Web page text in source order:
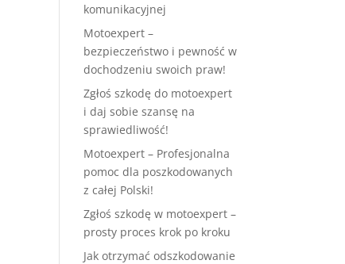
komunikacyjnej
Motoexpert –
bezpieczeństwo i pewność w
dochodzeniu swoich praw!
Zgłoś szkodę do motoexpert
i daj sobie szansę na
sprawiedliwość!
Motoexpert – Profesjonalna
pomoc dla poszkodowanych
z całej Polski!
Zgłoś szkodę w motoexpert –
prosty proces krok po kroku
Jak otrzymać odszkodowanie